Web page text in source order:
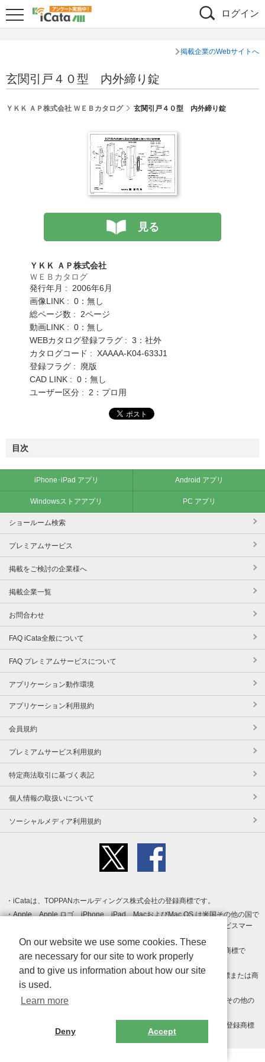
ログイン
掲載企業のWebサイトへ
玄関引戸４０型 内外締り錠
ＹＫＫ ＡＰ株式会社 ＷＥＢカタログ 玄関引戸４０型 内外締り錠
見る
ＹＫＫ ＡＰ株式会社
ＷＥＢカタログ
発行年月 : 2006年6月
画像LINK : 0：無し
総ページ数 : 2ページ
動画LINK : 0：無し
WEBカタログ登録フラグ : 3：社外
カタログコード : XAAAA-K04-633J1
登録フラグ : 廃版
CAD LINK : 0：無し
ユーザー区分 : 2：プロ用
目次
iPhone･iPad アプリ Android アプリ
Windowsストアアプリ PC アプリ
ショールーム検索
プレミアムサービス
掲載をご検討の企業様へ
掲載企業一覧
お問合わせ
FAQ iCata全般について
FAQ プレミアムサービスについて
アプリケーション動作環境
アプリケーション利用規約
会員規約
プレミアムサービス利用規約
特定商法取引に基づく表記
個人情報の取扱いについて
ソーシャルメディア利用規約
iCataは、TOPPANホールディングス株式会社の登録商標です。
Apple、Apple ロゴ、iPhone、iPad、MacおよびMac OS は米国その他の国で
登録された Apple Inc. の商標です。App Store は Apple Inc. のサービスマー
クです。
Android、Google Play および Google Play ロゴ は Google LLC の商標で
す。
Windows は Microsoft Inc.の米国およびその他の国における登録商標または商
標です。
Adobe、Adobe Reader、Adobe PDF は、Adobe Inc.の米国およびその他の
その他、記載されている会社名、商品名、ロゴは各社の商標または登録商標
On our website we use some cookies. These
are necessary for our site to work properly
and to give us information about how our site
is used.
Learn more
Deny Accept